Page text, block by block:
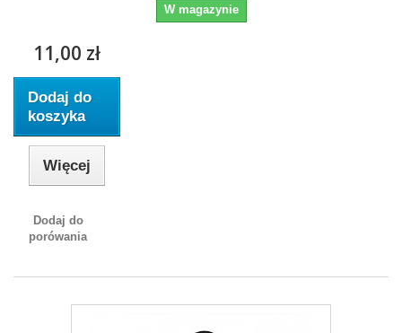
W magazynie
11,00 zł
Dodaj do
koszyka
Więcej
Dodaj do
porówania